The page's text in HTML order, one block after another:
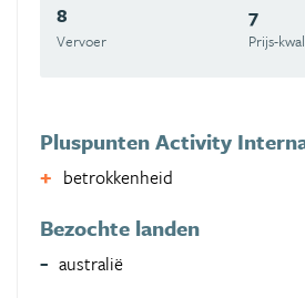
8
Vervoer
7
Prijs-
Pluspunten Activity
betrokkenheid
Bezochte landen
australië